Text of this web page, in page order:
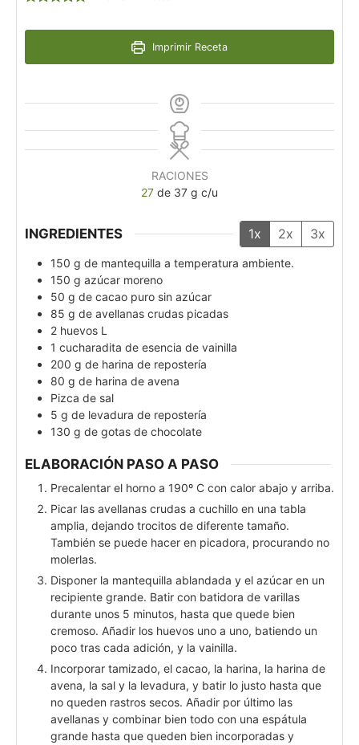
Imprimir Receta
RACIONES
27 de 37 g c/u
INGREDIENTES 1x 2x 3x
150 g de mantequilla a temperatura ambiente.
150 g azúcar moreno
50 g de cacao puro sin azúcar
85 g de avellanas crudas picadas
2 huevos L
1 cucharadita de esencia de vainilla
200 g de harina de repostería
80 g de harina de avena
Pizca de sal
5 g de levadura de repostería
130 g de gotas de chocolate
ELABORACIÓN PASO A PASO
Precalentar el horno a 190º C con calor abajo y arriba.
Picar las avellanas crudas a cuchillo en una tabla
amplia, dejando trocitos de diferente tamaño.
También se puede hacer en picadora, procurando no
molerlas.
Disponer la mantequilla ablandada y el azúcar en un
recipiente grande. Batir con batidora de varillas
durante unos 5 minutos, hasta que quede bien
cremoso. Añadir los huevos uno a uno, batiendo un
poco tras cada adición, y la vainilla.
Incorporar tamizado, el cacao, la harina, la harina de
avena, la sal y la levadura, y batir lo justo hasta que
no queden rastros secos. Añadir por último las
avellanas y combinar bien todo con una espátula
grande hasta que queden bien incorporadas y